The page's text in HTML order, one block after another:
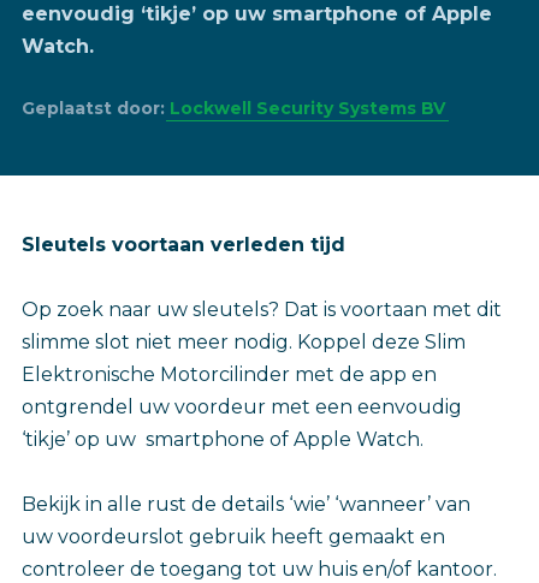
eenvoudig ‘tikje’ op uw smartphone of Apple
Watch.
Geplaatst door: Lockwell Security Systems BV
Sleutels voortaan verleden tijd
Op zoek naar uw sleutels? Dat is voortaan met dit
slimme slot niet meer nodig. Koppel deze Slim
Elektronische Motorcilinder met de app en
ontgrendel uw voordeur met een eenvoudig
‘tikje’ op uw smartphone of Apple Watch.
Bekijk in alle rust de details ‘wie’ ‘wanneer’ van
uw voordeurslot gebruik heeft gemaakt en
controleer de toegang tot uw huis en/of kantoor.